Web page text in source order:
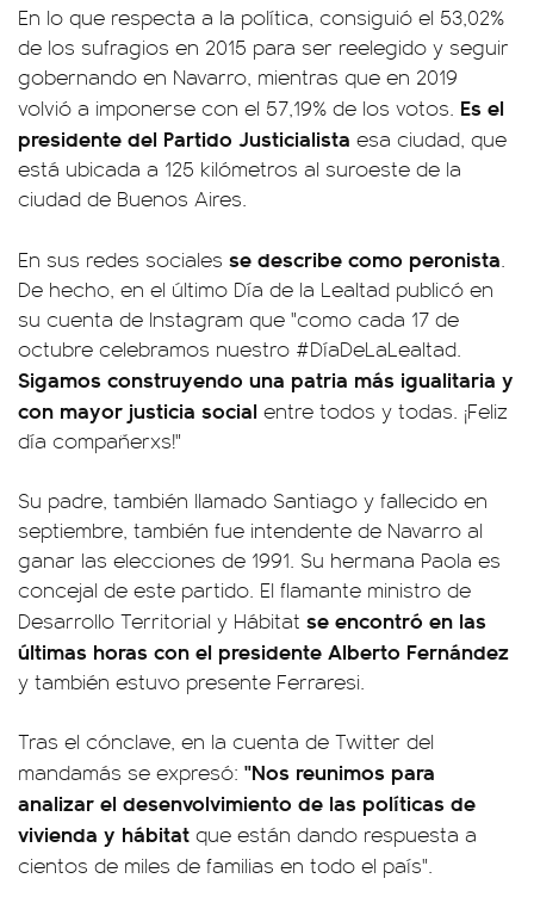
En lo que respecta a la política, consiguió el 53,02%
de los sufragios en 2015 para ser reelegido y seguir
gobernando en Navarro, mientras que en 2019
volvió a imponerse con el 57,19% de los votos. Es el
presidente del Partido Justicialista esa ciudad, que
está ubicada a 125 kilómetros al suroeste de la
ciudad de Buenos Aires.
En sus redes sociales se describe como peronista
De hecho, en el último Día de la Lealtad publicó en
su cuenta de Instagram que "como cada 17 de
octubre celebramos nuestro #DíaDeLaLealtad.
Sigamos construyendo una patria más igualitaria y
con mayor justicia social entre todos y todas. ¡Feliz
día compañerxs!"
Su padre, también llamado Santiago y fallecido en
septiembre, también fue intendente de Navarro al
ganar las elecciones de 1991. Su hermana Paola es
concejal de este partido. El flamante ministro de
Desarrollo Territorial y Hábitat se encontró en las
últimas horas con el presidente Alberto Fernández
y también estuvo presente Ferraresi.
Tras el cónclave, en la cuenta de Twitter del
mandamás se expresó: "Nos reunimos para
analizar el desenvolvimiento de las políticas de
vivienda y hábitat que están dando respuesta a
cientos de miles de familias en todo el país".